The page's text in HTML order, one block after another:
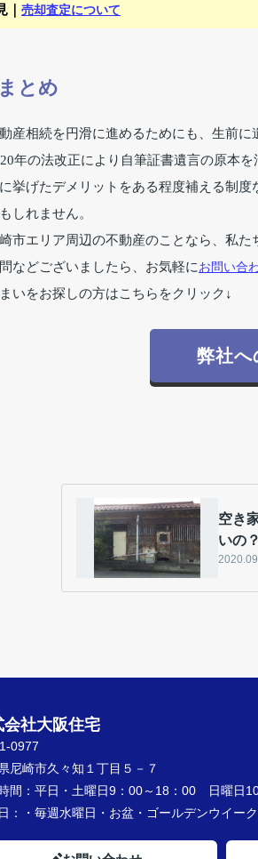
｜ 売却査定について
まとめ
産相続を円滑に進めるためにも、生前に
年の法改正により自筆証書遺言の原本
挙げたデメリットをある程度補える制
しれません。
市エリア周辺の不動産のことなら、私た
などございましたら、お気軽にお問い合
いをお探しの方はこちらをクリック↓
弊社へ
空き
いの？
会社大阪住宅
0977
尼崎市久々知１丁目５－７
間： 平日・土曜日9：00～18：00 日曜日
：
・毎週水曜日・お盆・ゴールデンウイー